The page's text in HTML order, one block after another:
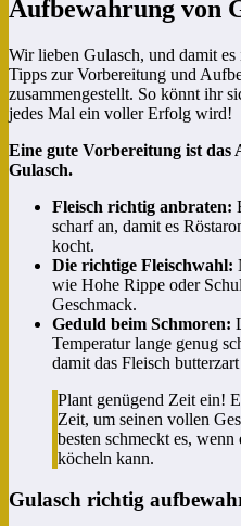
Aufbewahrung von
Wir lieben Gulasch, und damit
Tipps zur Vorbereitung und
zusammengestellt. So könnt ihr
jedes Mal ein voller Erfolg wird!
Eine gute Vorbereitung ist das
Gulasch.
Fleisch richtig anbraten:
scharf an, damit es
kocht.
Die richtige Fleischwahl:
wie Hohe Rippe oder
Geschmack.
Geduld beim Schmoren:
Temperatur lange genug
damit das Fleisch
Plant genügend Zeit ein!
Zeit, um seinen vollen
besten schmeckt es,
köcheln kann.
Gulasch richtig